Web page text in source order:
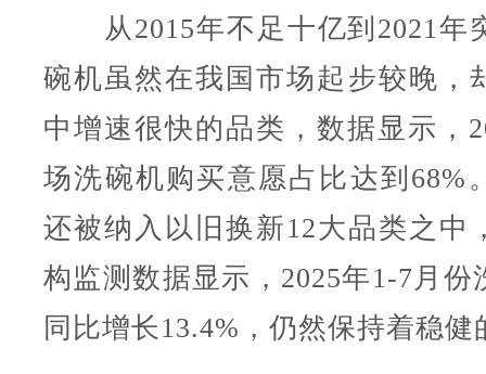
从2015年不足十亿到2021年
碗机虽然在我国市场起步较晚，
中增速很快的品类，数据显示，
场洗碗机购买意愿占比达到68%
还被纳入以旧换新12大品类之中
构监测数据显示，2025年1-7月份
同比增长13.4%，仍然保持着稳健